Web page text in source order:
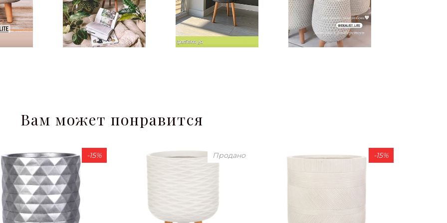
Вам может понравится
-15% Продано -15%